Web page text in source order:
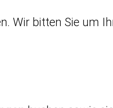
Wir bitten Sie um